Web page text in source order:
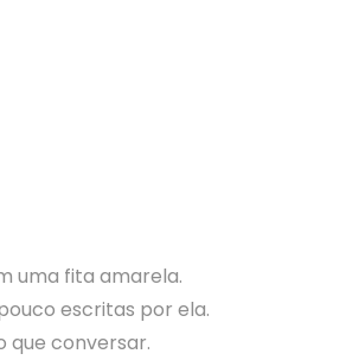
uma fita amarela.
escritas por ela.
que conversar.